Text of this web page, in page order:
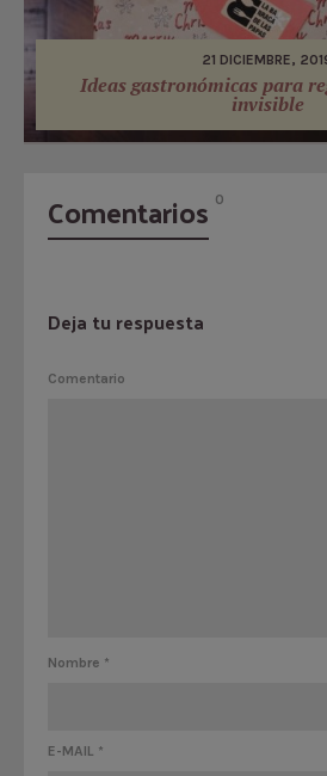
21 DICIEMBRE,
Ideas gastronómicas para
invisible
Comentarios 0
Deja tu respuesta
Comentario
Nombre *
E-MAIL *